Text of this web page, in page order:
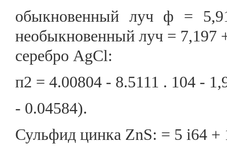
обыкновенный луч ф =
необыкновенный луч = 7,197
серебро AgCl:
п2 = 4.00804 - 8.5111 . 104 -
- 0.04584).
Сульфид цинка ZnS: = 5 i64 +